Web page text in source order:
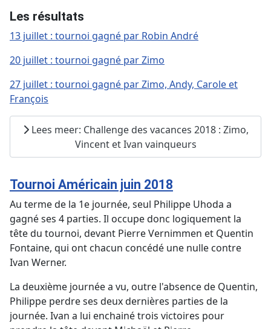
Les résultats
13 juillet : tournoi gagné par Robin André
20 juillet : tournoi gagné par Zimo
27 juillet : tournoi gagné par Zimo, Andy, Carole et
François
Lees meer: Challenge des vacances 2018 : Zimo,
Vincent et Ivan vainqueurs
Tournoi Américain juin 2018
Au terme de la 1e journée, seul Philippe Uhoda a
gagné ses 4 parties. Il occupe donc logiquement la
tête du tournoi, devant Pierre Vernimmen et Quentin
Fontaine, qui ont chacun concédé une nulle contre
Ivan Werner.
La deuxième journée a vu, outre l'absence de Quentin,
Philippe perdre ses deux dernières parties de la
journée. Ivan a lui enchainé trois victoires pour